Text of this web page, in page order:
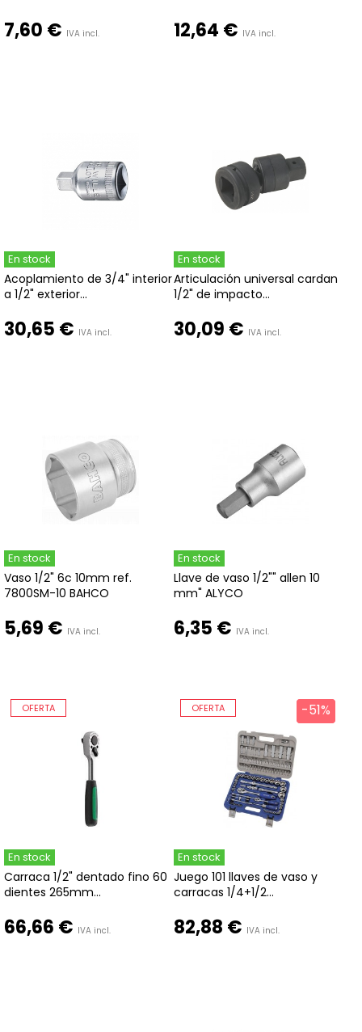
7,60 € IVA incl. 12,64 € IVA incl.
En stock
Acoplamiento de 3/4" interior
a 1/2" exterior...
30,65 € IVA incl.
En stock
Articulación universal cardan
1/2" de impacto...
30,09 € IVA incl.
En stock
Vaso 1/2" 6c 10mm ref.
7800SM-10 BAHCO
5,69 € IVA incl.
En stock
Llave de vaso 1/2"" allen 10
mm" ALYCO
6,35 € IVA incl.
OFERTA
En stock
Carraca 1/2" dentado fino 60
dientes 265mm...
66,66 € IVA incl.
OFERTA -51%
En stock
Juego 101 llaves de vaso y
carracas 1/4+1/2...
82,88 € IVA incl.
-51%